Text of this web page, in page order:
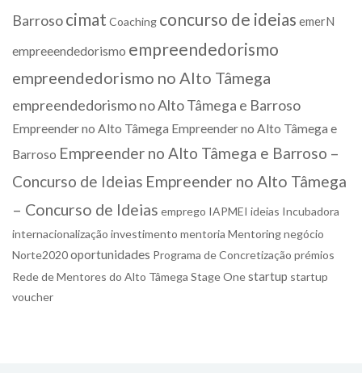
Barrosocimat Coaching concurso de ideias emerN
empreeendedorismo empreendedorismo
empreendedorismo no Alto Tâmega
empreendedorismo no Alto Tâmega e Barroso
Empreender no Alto Tâmega Empreender no Alto Tâmega e
Barroso Empreender no Alto Tâmega e Barroso –
Concurso de Ideias Empreender no Alto Tâmega
– Concurso de Ideias emprego IAPMEI ideias Incubadora
internacionalização investimento mentoria Mentoringnegócio
Norte2020oportunidades Programa de Concretização prémios
Rede de Mentores do Alto Tâmega Stage Onestartup startup
voucher